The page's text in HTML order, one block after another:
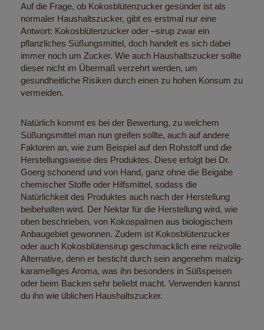
Auf die Frage, ob Kokosblütenzucker gesünder ist als
normaler Haushaltszucker, gibt es erstmal nur eine
Antwort: Kokosblütenzucker oder –sirup zwar ein
pflanzliches Süßungsmittel, doch handelt es sich dabei
immer noch um Zucker. Wie auch Haushaltszucker sollte
dieser nicht im Übermaß verzehrt werden, um
gesundheitliche Risiken durch einen zu hohen Konsum zu
vermeiden.
Natürlich kommt es bei der Bewertung, zu welchem
Süßungsmittel man nun greifen sollte, auch auf andere
Faktoren an, wie zum Beispiel auf den Rohstoff und die
Herstellungsweise des Produktes. Diese erfolgt bei Dr.
Goerg schonend und von Hand, ganz ohne die Beigabe
chemischer Stoffe oder Hilfsmittel, sodass die
Natürlichkeit des Produktes auch nach der Herstellung
beibehalten wird. Der Nektar für die Herstellung wird, wie
oben beschrieben, von Kokospalmen aus biologischem
Anbaugebiet gewonnen. Zudem ist Kokosblütenzucker
oder auch Kokosblütensirup geschmacklich eine reizvolle
Alternative, denn er besticht durch sein angenehm malzig-
karamelliges Aroma, was ihn besonders in Süßspeisen
oder beim Backen sehr beliebt macht. Verwenden kannst
du ihn wie üblichen Haushaltszucker.